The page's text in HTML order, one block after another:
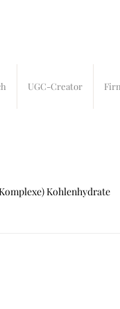
UGC-Creator
Kohlenhydrate